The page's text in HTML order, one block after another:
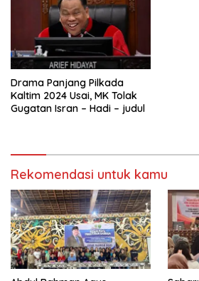
Drama Panjang Pilkada
Kaltim 2024 Usai, MK Tolak
Gugatan Isran – Hadi – judul
Rekomendasi untuk kamu